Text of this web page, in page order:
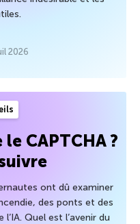
2026
CAPTCHA ?
ont dû examiner
des ponts et des
Quel est l’avenir du